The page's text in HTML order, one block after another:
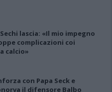
lascia: «Il mio impegno
complicazioni coi
calcio»
con Papa Seck e
il difensore Balbo